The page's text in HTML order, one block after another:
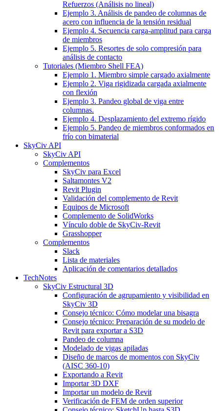
Refuerzos (Análisis no lineal)
Ejemplo 3. Análisis de pandeo de columnas de
acero con influencia de la tensión residual
Ejemplo 4. Secuencia carga-amplitud para carga
de miembros
Ejemplo 5. Resortes de solo compresión para
análisis de contacto
Tutoriales (Miembro Shell FEA)
Ejemplo 1. Miembro simple cargado axialmente
Ejemplo 2. Viga rigidizada cargada axialmente
con flexión
Ejemplo 3. Pandeo global de viga entre
columnas.
Ejemplo 4. Desplazamiento del extremo rígido
Ejemplo 5. Pandeo de miembros conformados en
frío con bimaterial
SkyCiv API
SkyCiv API
Complementos
SkyCiv para Excel
Saltamontes V2
Revit Plugin
Validación del complemento de Revit
Equipos de Microsoft
Complemento de SolidWorks
Vínculo doble de SkyCiv-Revit
Grasshopper
Complementos
Slack
Lista de materiales
Aplicación de comentarios detallados
TechNotes
SkyCiv Estructural 3D
Configuración de agrupamiento y visibilidad en
SkyCiv 3D
Consejo técnico: Cómo modelar una bisagra
Consejo técnico: Preparación de su modelo de
Revit para exportar a S3D
Pandeo de columna
Modelado de vigas apiladas
Diseño de marcos de momentos con SkyCiv
(AISC 360-10)
Exportando a Revit
Importar 3D DXF
Importar un modelo de Revit
Verificación de FEM de orden superior